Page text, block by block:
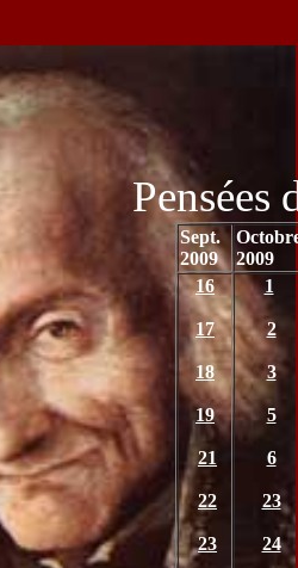
Pensées
Sept.
2009
2009
16
17
18
19
21
22
23
1
2
3
5
6
23
24